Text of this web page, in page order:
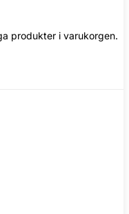
produkter i varukorgen.